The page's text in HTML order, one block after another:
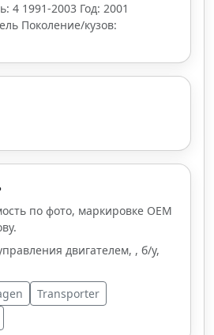
4 1991-2003 Год: 2001
Поколение/кузов:
по фото, маркировке OEM
двигателем, , б/у,
Transporter